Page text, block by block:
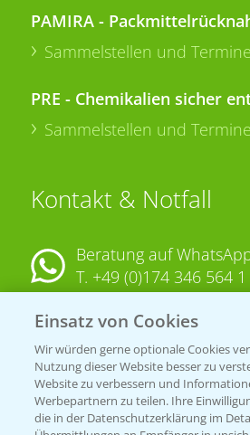
PAMIRA -
Sammelstellen und Termine
PRE - Chemikalien sicher
Sammelstellen und Termine
Kontakt & Notfall
Beratung auf
T. +49 (0)174 346 564 1
KONTAKT
Hilfe in Notfällen
T.+49 (0)214/30-20220
Einsatz von Cookies
Wir würden gerne optionale Cookies
Nutzung dieser Website besser zu
Website zu verbessern und
Werbepartnern zu teilen. Ihre
die in der Datenschutzerklärung im